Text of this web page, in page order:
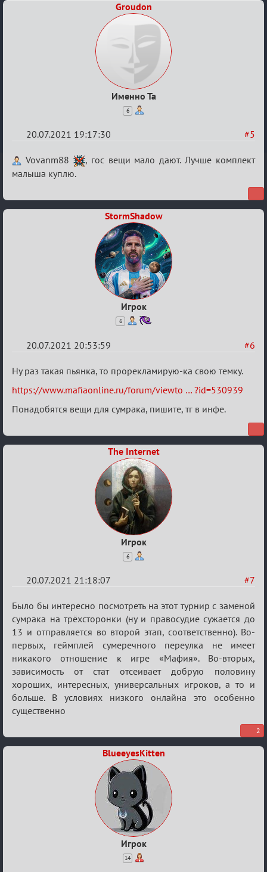
Groudon
Именно Та
6
#5
20.07.2021 19:17:30
Re:
Обуждение
Vovanm88
, гос вещи мало дают. Лучше комплект
малыша куплю.
StormShadow
Игрок
6
#6
20.07.2021 20:53:59
Re:
Обуждение
«Universal»
Ну раз такая пьянка, то прорекламирую-ка свою темку.
https://www.mafiaonline.ru/forum/viewto … ?id=530939
Понадобятся вещи для сумрака, пишите, тг в инфе.
The Internet
Игрок
6
#7
20.07.2021 21:18:07
Re:
Обуждение
«Universal»
Было бы интересно посмотреть на этот турнир с заменой
сумрака на трёхсторонки (ну и правосудие сужается до
13 и отправляется во второй этап, соответственно). Во-
первых, геймплей сумеречного переулка не имеет
никакого отношение к игре «Мафия». Во-вторых,
зависимость от стат отсеивает добрую половину
хороших, интересных, универсальных игроков, а то и
больше. В условиях низкого онлайна это особенно
существенно
2
BlueeyesKitten
Игрок
14